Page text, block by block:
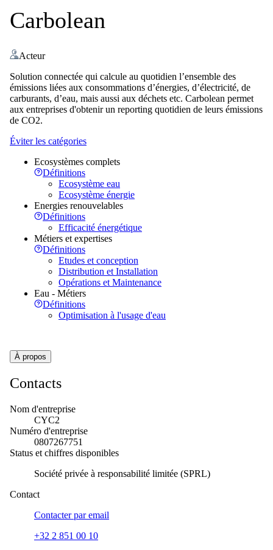
Carbolean
Acteur
Solution connectée qui calcule au quotidien l’ensemble des
émissions liées aux consommations d’énergies, d’électricité, de
carburants, d’eau, mais aussi aux déchets etc. Carbolean permet
aux entreprises d'obtenir un reporting quotidien de leurs émissions
de CO2.
Éviter les catégories
Ecosystèmes complets
Définitions
Ecosystème eau
Ecosystème énergie
Energies renouvelables
Définitions
Efficacité énergétique
Métiers et expertises
Définitions
Etudes et conception
Distribution et Installation
Opérations et Maintenance
Eau - Métiers
Définitions
Optimisation à l'usage d'eau
À propos
Contacts
Nom d'entreprise
CYC2
Numéro d'entreprise
0807267751
Status et chiffres disponibles
Société privée à responsabilité limitée (SPRL)
Contact
Contacter par email
+32 2 851 00 10